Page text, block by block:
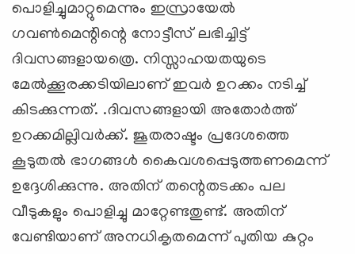
പൊളിച്ചുമാറ്റുമെന്നും ഇസ്രായേല്‍
ഗവണ്‍മെന്റിന്റെ നോട്ടീസ് ലഭിച്ചിട്ട്
ദിവസങ്ങളായത്രെ. നിസ്സാഹയതയുടെ
മേല്‍ക്കൂരക്കടിയിലാണ് ഇവര്‍ ഉറക്കം നടിച്ച്
കിടക്കുന്നത്. .ദിവസങ്ങളായി അതോര്‍ത്ത്
ഉറക്കമില്ലിവര്‍ക്ക്. ജൂതരാഷ്ടം പ്രദേശത്തെ
കൂടുതല്‍ ഭാഗങ്ങള്‍ കൈവശപ്പെടുത്തണമെന്ന്
ഉദ്ദേശിക്കുന്നു. അതിന് തന്റെതടക്കം പല
വീടുകളും പൊളിച്ചു മാറ്റേണ്ടതുണ്ട്. അതിന്
വേണ്ടിയാണ് അനധികൃതമെന്ന് പുതിയ കുറ്റം